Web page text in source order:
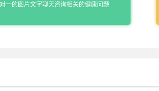
一的图片文字聊天咨询相关的健康问题